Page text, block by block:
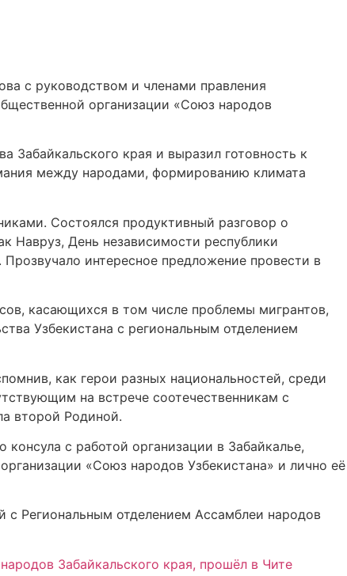
с руководством и членами правления
организации «Союз народов
Забайкальского края и выразил готовность к
между народами, формированию климата
Состоялся продуктивный разговор о
Навруз, День независимости республики
интересное предложение провести в
касающихся в том числе проблемы мигрантов,
Узбекистана с региональным отделением
как герои разных национальностей, среди
на встрече соотечественникам с
второй Родиной.
с работой организации в Забайкалье,
«Союз народов Узбекистана» и лично её
с Региональным отделением Ассамблеи народов
Забайкальского края, прошёл в Чите